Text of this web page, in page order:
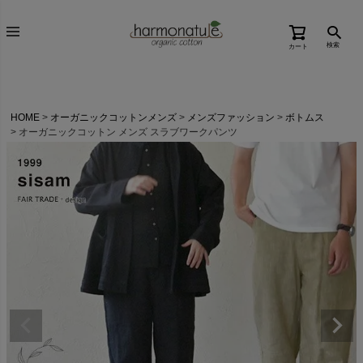
カート 検索
HOME オーガニックコットンメンズ メンズファッション
ボトムス
オーガニックコットン メンズ スラブワークパンツ